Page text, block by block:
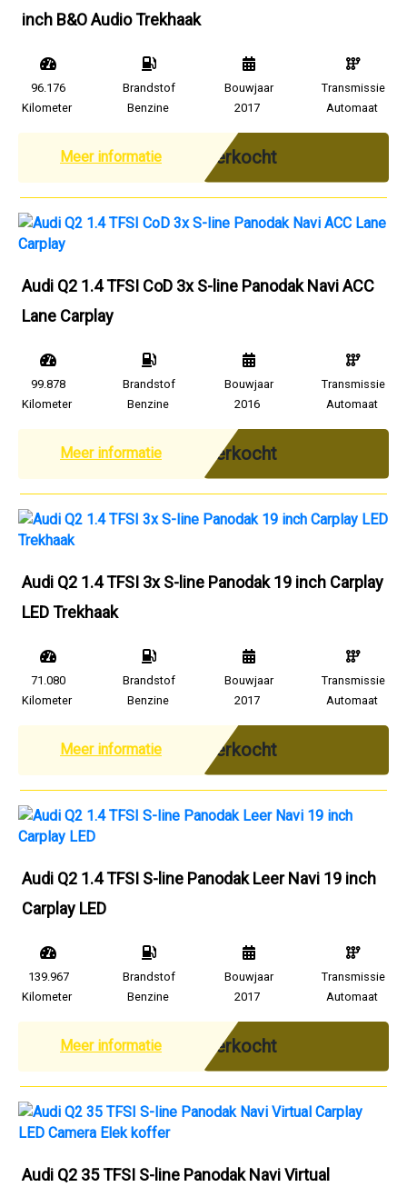
inch B&O Audio Trekhaak
96.176
Kilometer
Brandstof
Benzine
Bouwjaar
2017
Transmissie
Automaat
Meer informatie Verkocht
Audi Q2 1.4 TFSI CoD 3x S-line Panodak Navi ACC
Lane Carplay
99.878
Kilometer
Brandstof
Benzine
Bouwjaar
2016
Transmissie
Automaat
Meer informatie Verkocht
Audi Q2 1.4 TFSI 3x S-line Panodak 19 inch Carplay
LED Trekhaak
71.080
Kilometer
Brandstof
Benzine
Bouwjaar
2017
Transmissie
Automaat
Meer informatie Verkocht
Audi Q2 1.4 TFSI S-line Panodak Leer Navi 19 inch
Carplay LED
139.967
Kilometer
Brandstof
Benzine
Bouwjaar
2017
Transmissie
Automaat
Meer informatie Verkocht
Audi Q2 35 TFSI S-line Panodak Navi Virtual